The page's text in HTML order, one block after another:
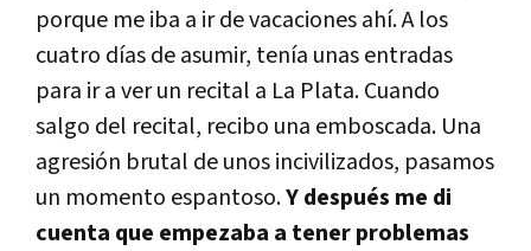
porque me iba a ir de vacaciones ahí. A los
cuatro días de asumir, tenía unas entradas
para ir a ver un recital a La Plata. Cuando
salgo del recital, recibo una emboscada. Una
agresión brutal de unos incivilizados, pasamos
un momento espantoso.Y después me di
cuenta que empezaba a tener problemas